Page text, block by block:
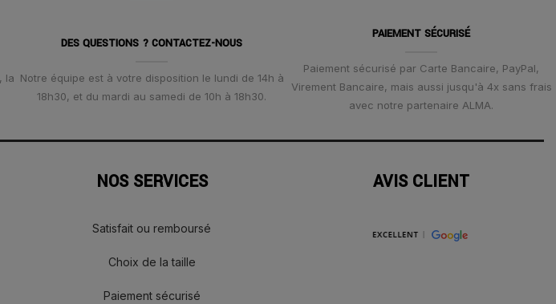
la
DES QUESTIONS ? CONTACTEZ-NOUS
Notre équipe est à votre disposition le lundi de 14h à
18h30, et du mardi au samedi de 10h à 18h30.
PAIEMENT SÉCURISÉ
Paiement sécurisé par Carte Bancaire, PayPal,
Virement Bancaire, mais aussi jusqu'à 4x sans frais
avec notre partenaire ALMA.
NOS SERVICES
Satisfait ou remboursé
Choix de la taille
Paiement sécurisé
AVIS CLIENT